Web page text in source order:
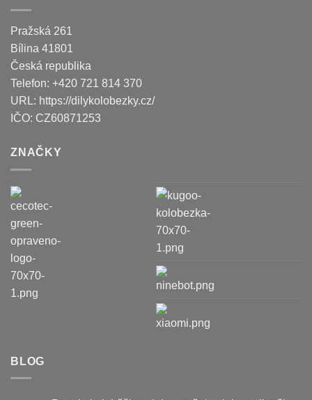
Pražská 261
Bílina 41801
Česká republika
Telefon: +420 721 814 370
URL: https://dilykolobezky.cz/
IČO: CZ60871253
ZNAČKY
BLOG